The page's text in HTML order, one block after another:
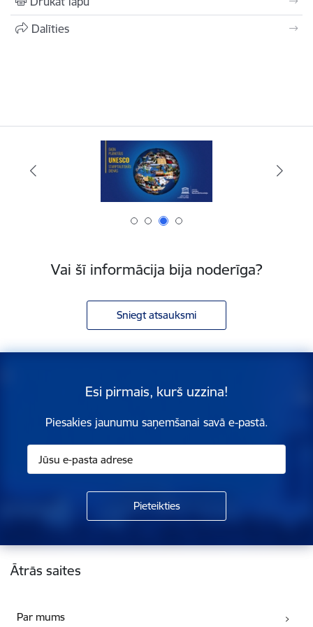
Dalīties
Vai šī informācija bija noderīga?
Sniegt atsauksmi
Esi pirmais, kurš uzzina!
Piesakies jaunumu saņemšanai savā e-pastā.
Kājene
Ātrās saites
Par mums